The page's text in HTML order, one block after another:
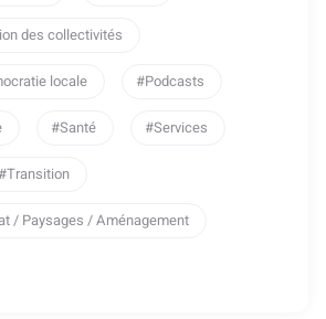
des collectivités
locale Podcasts
Santé Services
Transition
/ Paysages / Aménagement